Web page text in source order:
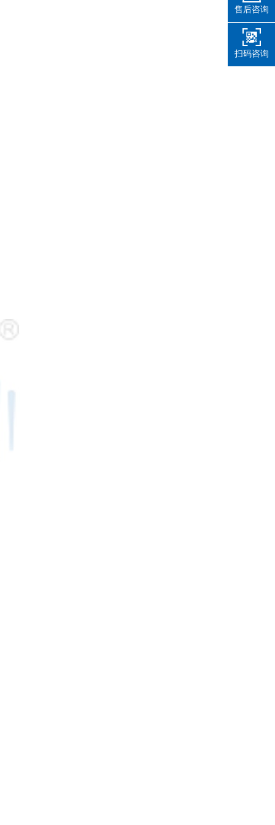
售后咨询
扫码咨询